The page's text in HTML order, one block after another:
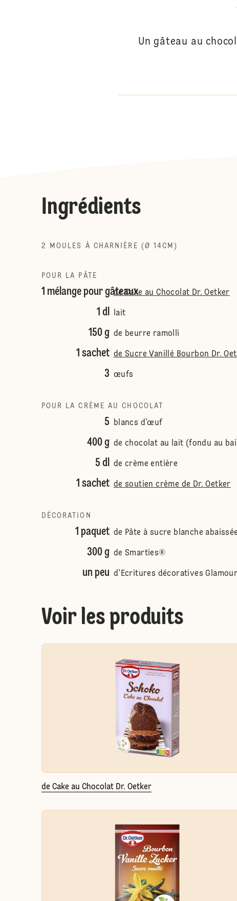
Un gâteau au
Ingrédients
2 MOULES À CHARNIÈRE (Ø 14CM)
POUR LA PÂTE
1 mélange pour gâteauxde Cake au Chocolat Dr. Oetker
1 dl lait
150 g de beurre ramolli
1 sachet de Sucre Vanillé Bourbon Dr.
3 œufs
POUR LA CRÈME AU CHOCOLAT
5 blancs d’œuf
400 g de chocolat au lait (fondu au
5 dl de crème entière
1 sachet de soutien crème de Dr. Oetker
DÉCORATION
1 paquet de Pâte à sucre blanche
300 g de Smarties®
un peu d'Ecritures décoratives
Voir les produits
de Cake au Chocolat Dr. Oetker